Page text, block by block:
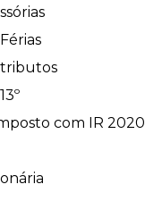
com IR 2020